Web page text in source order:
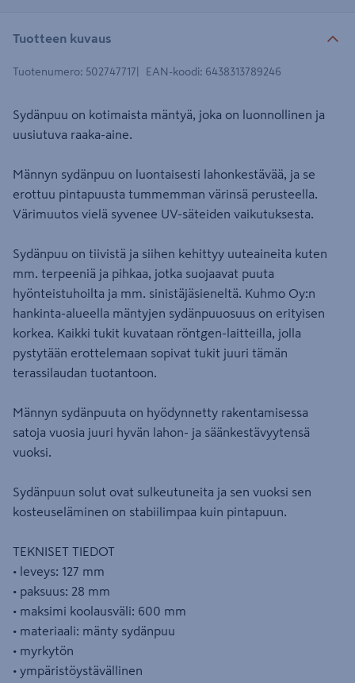
Tuotteen kuvaus
Tuotenumero: 502747717 EAN-koodi: 6438313789246
Sydänpuu on kotimaista mäntyä, joka on luonnollinen ja
uusiutuva raaka-aine.
Männyn sydänpuu on luontaisesti lahonkestävää, ja se
erottuu pintapuusta tummemman värinsä perusteella.
Värimuutos vielä syvenee UV-säteiden vaikutuksesta.
Sydänpuu on tiivistä ja siihen kehittyy uuteaineita kuten
mm. terpeeniä ja pihkaa, jotka suojaavat puuta
hyönteistuhoilta ja mm. sinistäjäsieneltä. Kuhmo Oy:n
hankinta-alueella mäntyjen sydänpuuosuus on erityisen
korkea. Kaikki tukit kuvataan röntgen-laitteilla, jolla
pystytään erottelemaan sopivat tukit juuri tämän
terassilaudan tuotantoon.
Männyn sydänpuuta on hyödynnetty rakentamisessa
satoja vuosia juuri hyvän lahon- ja säänkestävyytensä
vuoksi.
Sydänpuun solut ovat sulkeutuneita ja sen vuoksi sen
kosteuseläminen on stabiilimpaa kuin pintapuun.
TEKNISET TIEDOT
• leveys: 127 mm
• paksuus: 28 mm
• maksimi koolausväli: 600 mm
• materiaali: mänty sydänpuu
• myrkytön
• ympäristöystävällinen